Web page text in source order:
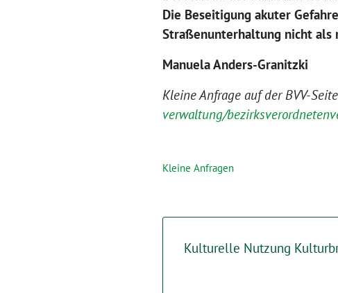
Die Beseitigung akuter
Straßenunterhaltung nicht als
Manuela Anders-Granitzki
Kleine Anfrage auf der BVV-
verwaltung/
Kleine Anfragen
Kulturelle Nutzung